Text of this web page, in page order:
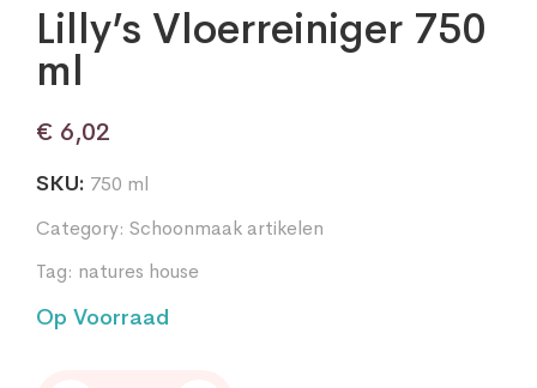
Lilly’s Vloerreiniger 750
ml
€ 6,02
SKU: 750 ml
Category: Schoonmaak artikelen
Tag: natures house
Op Voorraad